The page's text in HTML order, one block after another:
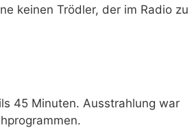
keinen Trödler, der im Radio zu
45 Minuten. Ausstrahlung war